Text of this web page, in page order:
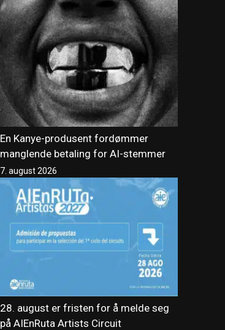
En Kanye-produsent fordømmer
manglende betaling for AI-stemmer
7. august 2026
28. august er fristen for å melde seg
på AIEnRuta Artists Circuit